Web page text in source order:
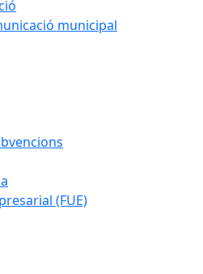
municipal
(FUE)